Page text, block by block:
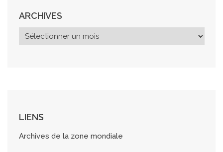
ARCHIVES
r
LIENS
Archives de la zone mondiale